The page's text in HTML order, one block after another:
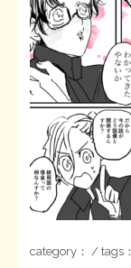
【国の、本当の】財
シン財源はあなたで
日本経済を解説す
マネクリ戦士 RED &
MMTの学習資料
STOPインボイス作
たかの経世済民イラ
チラシ発行部数
会計報告
旧・財研出版につい
会計報告
category： / tags：